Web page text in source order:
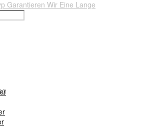
Garantieren Wir Eine Lange